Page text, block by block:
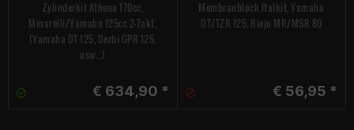
Zylinderkit Athena 170cc,
Minarelli/Yamaha 125cc 2-Takt,
(Yamaha DT 125, Derbi GPR 125,
usw...)
€ 634,90 *
Membranblock Italkit, Yamaha
DT/TZR 125, Rieju MR/MSR 80
€ 56,95 *